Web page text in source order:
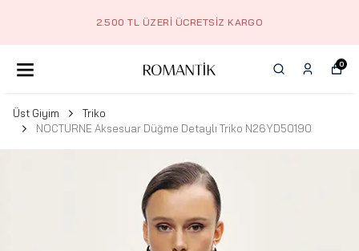
2.500 TL ÜZERI ÜCRETSIZ KARGO
0
Üst Giyim
Triko
NOCTURNE Aksesuar Düğme Detaylı Triko N26YD50190